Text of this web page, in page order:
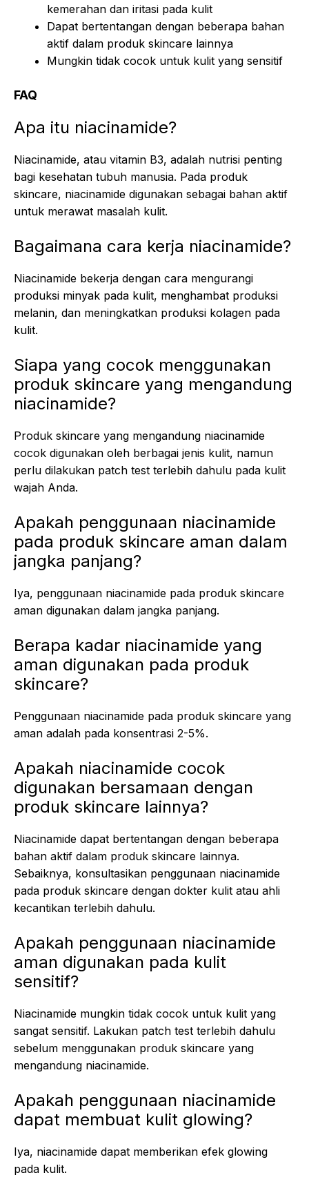
kemerahan dan iritasi pada kulit
Dapat bertentangan dengan beberapa bahan
aktif dalam produk skincare lainnya
Mungkin tidak cocok untuk kulit yang sensitif
FAQ
Apa itu niacinamide?
Niacinamide, atau vitamin B3, adalah nutrisi penting
bagi kesehatan tubuh manusia. Pada produk
skincare, niacinamide digunakan sebagai bahan aktif
untuk merawat masalah kulit.
Bagaimana cara kerja niacinamide?
Niacinamide bekerja dengan cara mengurangi
produksi minyak pada kulit, menghambat produksi
melanin, dan meningkatkan produksi kolagen pada
kulit.
Siapa yang cocok menggunakan
produk skincare yang mengandung
niacinamide?
Produk skincare yang mengandung niacinamide
cocok digunakan oleh berbagai jenis kulit, namun
perlu dilakukan patch test terlebih dahulu pada kulit
wajah Anda.
Apakah penggunaan niacinamide
pada produk skincare aman dalam
jangka panjang?
Iya, penggunaan niacinamide pada produk skincare
aman digunakan dalam jangka panjang.
Berapa kadar niacinamide yang
aman digunakan pada produk
skincare?
Penggunaan niacinamide pada produk skincare yang
aman adalah pada konsentrasi 2-5%.
Apakah niacinamide cocok
digunakan bersamaan dengan
produk skincare lainnya?
Niacinamide dapat bertentangan dengan beberapa
bahan aktif dalam produk skincare lainnya.
Sebaiknya, konsultasikan penggunaan niacinamide
pada produk skincare dengan dokter kulit atau ahli
kecantikan terlebih dahulu.
Apakah penggunaan niacinamide
aman digunakan pada kulit
sensitif?
Niacinamide mungkin tidak cocok untuk kulit yang
sangat sensitif. Lakukan patch test terlebih dahulu
sebelum menggunakan produk skincare yang
mengandung niacinamide.
Apakah penggunaan niacinamide
dapat membuat kulit glowing?
Iya, niacinamide dapat memberikan efek glowing
pada kulit.